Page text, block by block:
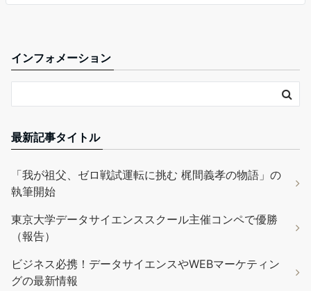
インフォメーション
最新記事タイトル
「我が祖父、ゼロ戦試運転に挑む 梶間義孝の物語」の
執筆開始
東京大学データサイエンススクール主催コンペで優勝
（報告）
ビジネス必携！データサイエンスやWEBマーケティン
グの最新情報